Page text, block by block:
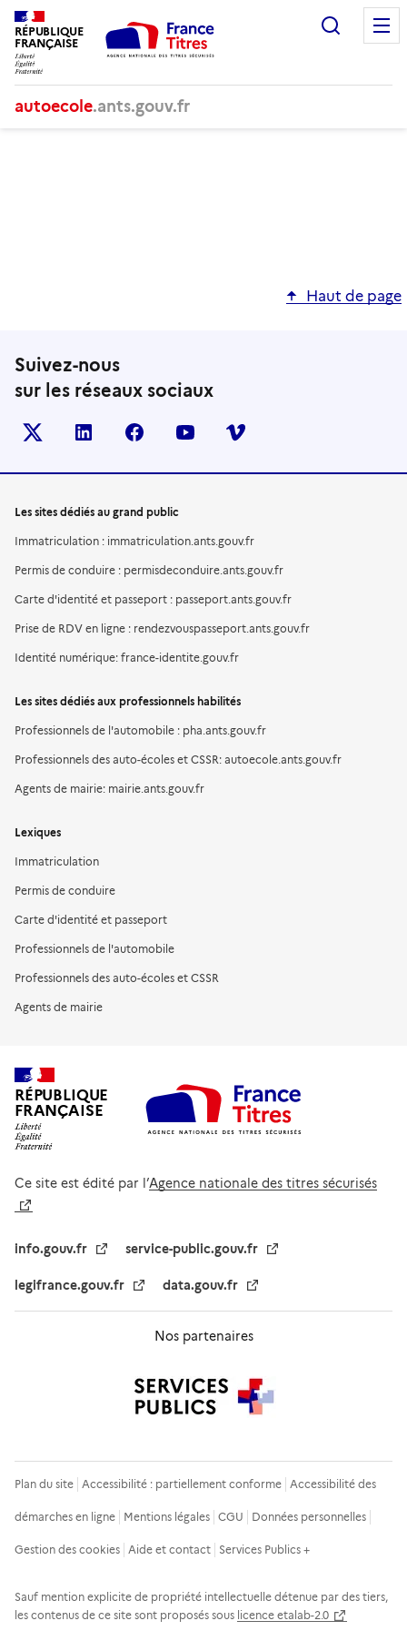
RÉPUBLIQUE
FRANÇAISE
autoecole.ants.gouv.fr
Haut de page
Suivez-nous
sur les réseaux sociaux
X (anciennement TWITTER)
LINKEDINFACEBOOKYOUTUBEVIMEO
Les sites dédiés au grand public
Immatriculation : immatriculation.ants.gouv.fr
Permis de conduire : permisdeconduire.ants.gouv.fr
Carte d'identité et passeport : passeport.ants.gouv.fr
Prise de RDV en ligne : rendezvouspasseport.ants.gouv.fr
Identité numérique: france-identite.gouv.fr
Les sites dédiés aux professionnels habilités
Professionnels de l'automobile : pha.ants.gouv.fr
Professionnels des auto-écoles et CSSR: autoecole.ants.gouv.fr
Agents de mairie: mairie.ants.gouv.fr
Lexiques
Immatriculation
Permis de conduire
Carte d'identité et passeport
Professionnels de l'automobile
Professionnels des auto-écoles et CSSR
Agents de mairie
RÉPUBLIQUE
FRANÇAISE
Ce site est édité par l’Agence nationale des titres sécurisés
info.gouv.fr service-public.gouv.fr
legifrance.gouv.fr data.gouv.fr
Nos partenaires
Plan du site Accessibilité : partiellement conforme Accessibilité des
démarches en ligne Mentions légales CGU Données personnelles
Gestion des cookies Aide et contact Services Publics +
Sauf mention explicite de propriété intellectuelle détenue par des tiers,
les contenus de ce site sont proposés sous licence etalab-2.0